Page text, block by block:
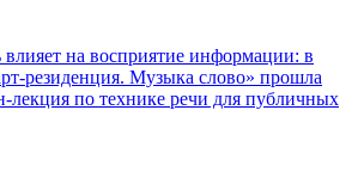
влияет на восприятие информации: в
резиденция. Музыка слово» прошла
лекция по технике речи для публичных